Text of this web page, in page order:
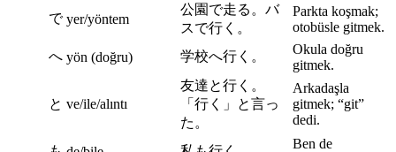
で yer/yöntem
公園で走る。バ
スで行く。
Parkta koşmak;
otobüsle gitmek.
へ yön (doğru) 学校へ行く。
Okula doğru
gitmek.
と ve/ile/alıntı
友達と行く。
「行く」と言っ
た。
Arkadaşla
gitmek; “git”
dedi.
Ben de